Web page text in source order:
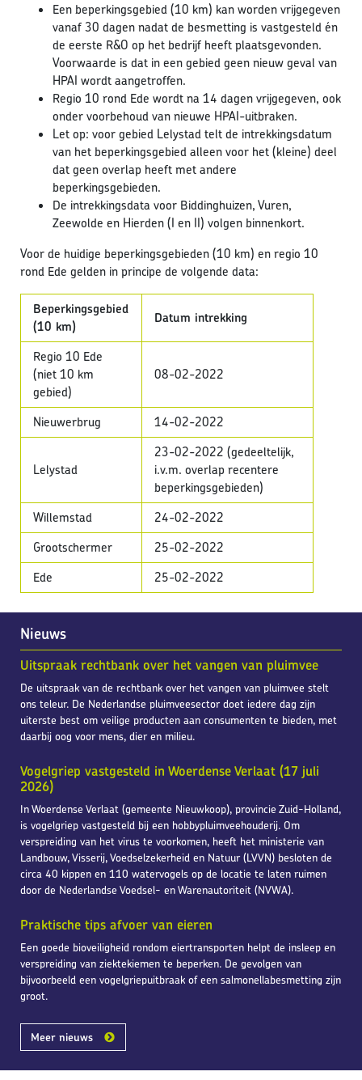
Nieuws
Uitspraak rechtbank over het vangen van pluimvee
De uitspraak van de rechtbank over het vangen van pluimvee stelt
ons teleur. De Nederlandse pluimveesector doet iedere dag zijn
uiterste best om veilige producten aan consumenten te bieden, met
daarbij oog voor mens, dier en milieu.
Vogelgriep vastgesteld in Woerdense Verlaat (17 juli
2026)
In Woerdense Verlaat (gemeente Nieuwkoop), provincie Zuid-Holland,
is vogelgriep vastgesteld bij een hobbypluimveehouderij. Om
verspreiding van het virus te voorkomen, heeft het ministerie van
Landbouw, Visserij, Voedselzekerheid en Natuur (LVVN) besloten de
circa 40 kippen en 110 watervogels op de locatie te laten ruimen
door de Nederlandse Voedsel- en Warenautoriteit (NVWA).
Praktische tips afvoer van eieren
Een goede bioveiligheid rondom eiertransporten helpt de insleep en
verspreiding van ziektekiemen te beperken. De gevolgen van
bijvoorbeeld een vogelgriepuitbraak of een salmonellabesmetting zijn
groot.
Meer nieuws
Een beperkingsgebied (10 km) kan worden vrijgegeven
vanaf 30 dagen nadat de besmetting is vastgesteld én
de eerste R&O op het bedrijf heeft plaatsgevonden.
Voorwaarde is dat in een gebied geen nieuw geval van
HPAI wordt aangetroffen.
Regio 10 rond Ede wordt na 14 dagen vrijgegeven, ook
onder voorbehoud van nieuwe HPAI-uitbraken.
Let op: voor gebied Lelystad telt de intrekkingsdatum
van het beperkingsgebied alleen voor het (kleine) deel
dat geen overlap heeft met andere
beperkingsgebieden.
De intrekkingsdata voor Biddinghuizen, Vuren,
Zeewolde en Hierden (I en II) volgen binnenkort.
Voor de huidige beperkingsgebieden (10 km) en regio 10
rond Ede gelden in principe de volgende data:
Beperkingsgebied
(10 km)
Datum intrekking
Regio 10 Ede
(niet 10 km
gebied)
08-02-2022
Nieuwerbrug 14-02-2022
Lelystad
23-02-2022 (gedeeltelijk,
i.v.m. overlap recentere
beperkingsgebieden)
Willemstad
24-02-2022
Grootschermer
25-02-2022
Ede
25-02-2022